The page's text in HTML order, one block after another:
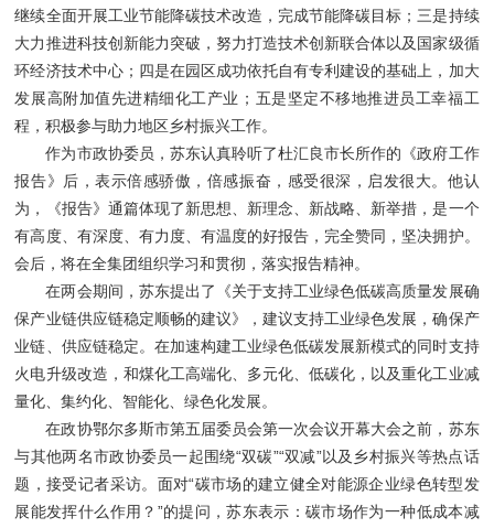
继续全面开展工业节能降碳技术改造，完成节能降碳目标；三是持续
大力推进科技创新能力突破，努力打造技术创新联合体以及国家级循
环经济技术中心；四是在园区成功依托自有专利建设的基础上，加大
发展高附加值先进精细化工产业；五是坚定不移地推进员工幸福工
程，积极参与助力地区乡村振兴工作。
作为市政协委员，苏东认真聆听了杜汇良市长所作的《政府工作
报告》后，表示倍感骄傲，倍感振奋，感受很深，启发很大。他认
为，《报告》通篇体现了新思想、新理念、新战略、新举措，是一个
有高度、有深度、有力度、有温度的好报告，完全赞同，坚决拥护。
会后，将在全集团组织学习和贯彻，落实报告精神。
在两会期间，苏东提出了《关于支持工业绿色低碳高质量发展确
保产业链供应链稳定顺畅的建议》，建议支持工业绿色发展，确保产
业链、供应链稳定。在加速构建工业绿色低碳发展新模式的同时支持
火电升级改造，和煤化工高端化、多元化、低碳化，以及重化工业减
量化、集约化、智能化、绿色化发展。
在政协鄂尔多斯市第五届委员会第一次会议开幕大会之前，苏东
与其他两名市政协委员一起围绕“双碳”“双减”以及乡村振兴等热点话
题，接受记者采访。面对“碳市场的建立健全对能源企业绿色转型发
展能发挥什么作用？”的提问，苏东表示：碳市场作为一种低成本减